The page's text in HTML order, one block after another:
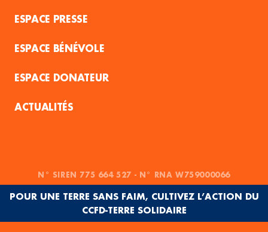
ESPACE PRESSE
ESPACE BÉNÉVOLE
ESPACE DONATEUR
ACTUALITÉS
N° SIREN 775 664 527 - N° RNA W759000066
POUR UNE TERRE SANS FAIM, CULTIVEZ L’ACTION DU
CCFD-TERRE SOLIDAIRE